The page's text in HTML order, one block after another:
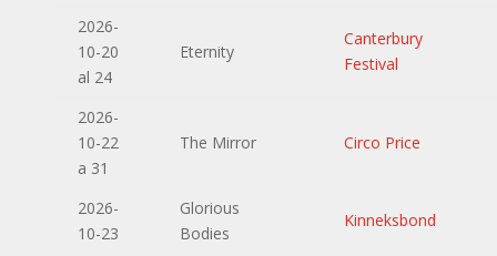
2026-
10-20
al 24
Eternity
Canterbury
Festival
2026-
10-22
a 31
The Mirror Circo Price
2026-
10-23
Glorious
Bodies
Kinneksbond